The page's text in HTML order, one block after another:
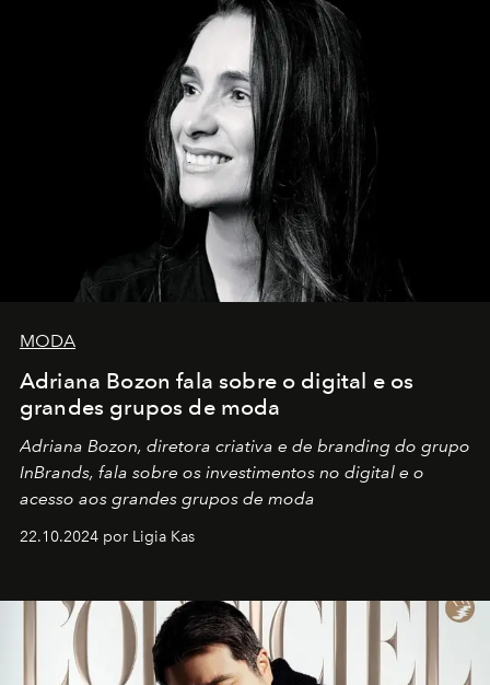
MODA
Adriana Bozon fala sobre o digital e os
grandes grupos de moda
Adriana Bozon, diretora criativa e de branding do grupo
InBrands, fala sobre os investimentos no digital e o
acesso aos grandes grupos de moda
22.10.2024 por Ligia Kas